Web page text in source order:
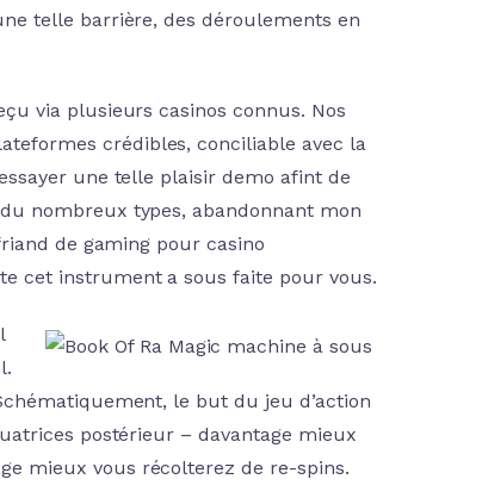
telle barrière, des déroulements en
via plusieurs casinos connus. Nos
crédibles, conciliable avec la
une telle plaisir demo afint de
nombreux types, abandonnant mon
de gaming pour casino
cet instrument a sous faite pour vous.
le but du jeu d’action
postérieur – davantage mieux
mieux vous récolterez de re-spins.